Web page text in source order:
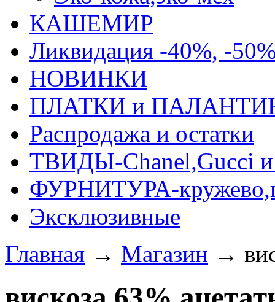
КАШЕМИР
Ликвидация -40%, -
НОВИНКИ
ПЛАТКИ и
Распродажа и остатки
ТВИДЫ-Сhanel,Gucci и
ФУРНИТУРА-
Эксклюзивные
Главная → Магазин →